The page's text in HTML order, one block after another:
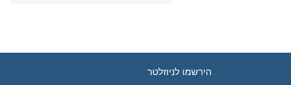
הירשמו לניוזלטר